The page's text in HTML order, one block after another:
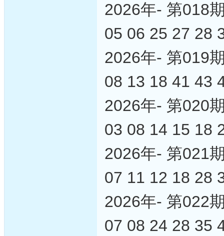
2026年- 第018
05 06 25 27 28
2026年- 第019
08 13 18 41 43
2026年- 第020
03 08 14 15 18
2026年- 第021
07 11 12 18 28
2026年- 第022
07 08 24 28 35